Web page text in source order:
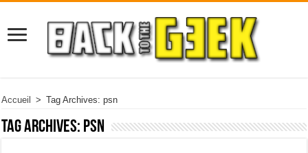
Accueil > Tag Archives: psn
Tag Archives: psn